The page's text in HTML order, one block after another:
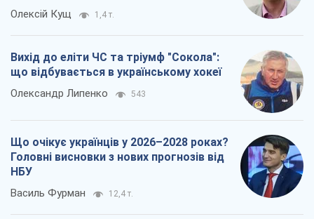
Олексій Кущ 1,4 т.
Вихід до еліти ЧС та тріумф "Сокола":
що відбувається в українському хокеї
Олександр Липенко 543
Що очікує українців у 2026–2028 роках?
Головні висновки з нових прогнозів від
НБУ
Василь Фурман 12,4 т.